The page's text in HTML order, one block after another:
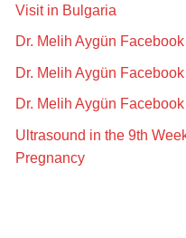
Visit in Bulgaria
Dr. Melih Aygün
Dr. Melih Aygün
Dr. Melih Aygün
Ultrasound in the 9th
Pregnancy